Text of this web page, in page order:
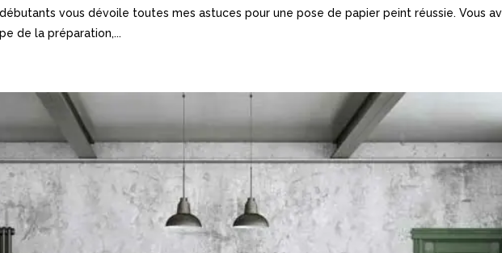
vous dévoile toutes mes astuces pour une pose de papier peint réussie. Vous
de la préparation,...